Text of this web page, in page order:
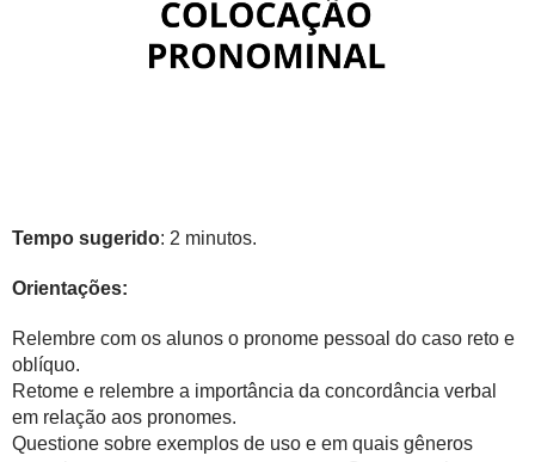
Tempo sugerido: 2 minutos.
Orientações:
Relembre com os alunos o pronome pessoal do caso reto e
oblíquo.
Retome e relembre a importância da concordância verbal
em relação aos pronomes.
Questione sobre exemplos de uso e em quais gêneros